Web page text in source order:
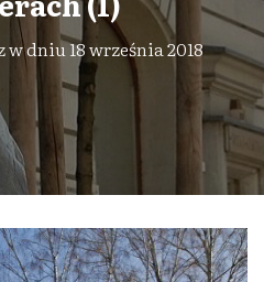
G
A
C
J
Ę
w dniu18 września 2018